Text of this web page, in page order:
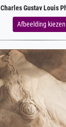
Charles Gustav Louis
Afbeelding kiezen